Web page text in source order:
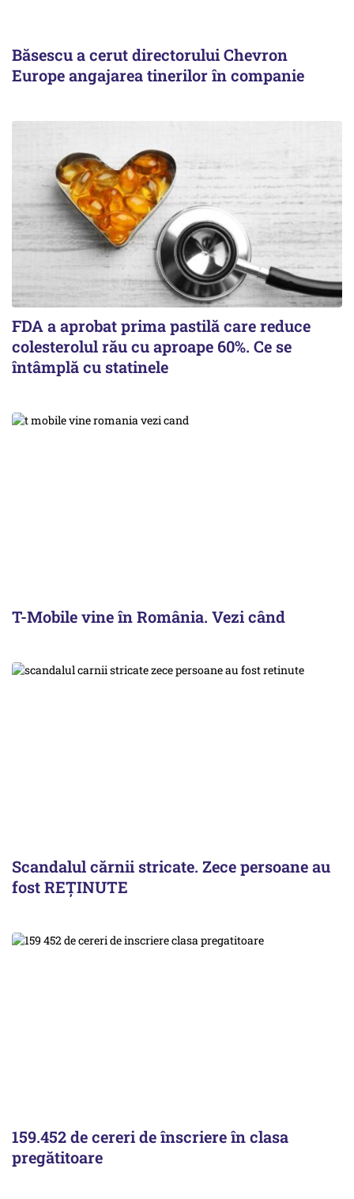
Băsescu a cerut directorului Chevron
Europe angajarea tinerilor în companie
FDA a aprobat prima pastilă care reduce
colesterolul rău cu aproape 60%. Ce se
întâmplă cu statinele
T-Mobile vine în România. Vezi când
Scandalul cărnii stricate. Zece persoane au
fost REȚINUTE
159.452 de cereri de înscriere în clasa
pregătitoare